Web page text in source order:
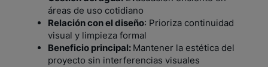
áreas de uso cotidiano
Relación con el diseño: Prioriza continuidad
visual y limpieza formal
Beneficio principal: Mantener la estética del
proyecto sin interferencias visuales